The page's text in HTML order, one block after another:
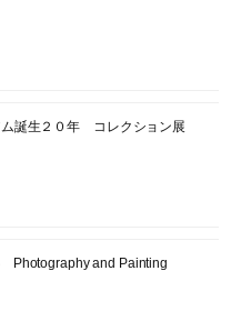
誕生２０年 コレクション展
Photography and Painting